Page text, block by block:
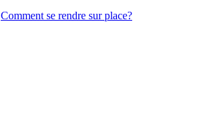
Comment se rendre sur place?